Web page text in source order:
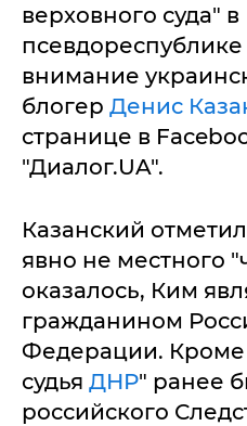
верховного суда" в
внимание
блогер Денис
странице в
"Диалог.UA".
Казанский
явно не местного
оказалось, Ким
гражданином
Федерации. Кроме
судья ДНР" ранее
российского